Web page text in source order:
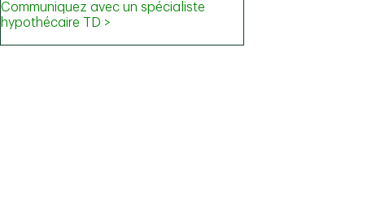
Communiquez avec un spécialiste
hypothécaire TD >